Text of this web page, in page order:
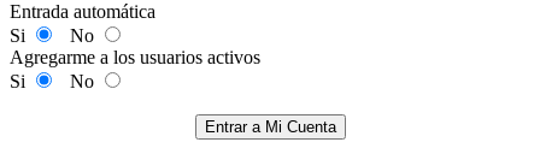
Entrada automática
Si
No
Agregarme a los usuarios activos
Si
No
Entrar a Mi Cuenta